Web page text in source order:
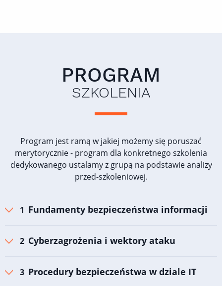
PROGRAM
SZKOLENIA
Program jest ramą w jakiej możemy się poruszać
merytorycznie - program dla konkretnego szkolenia
dedykowanego ustalamy z grupą na podstawie analizy
przed-szkoleniowej.
Fundamenty bezpieczeństwa informacji
Cyberzagrożenia i wektory ataku
Procedury bezpieczeństwa w dziale IT